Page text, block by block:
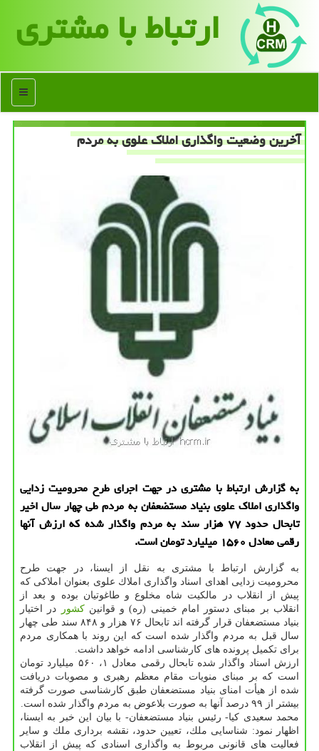
ارتباط با مشتری
منو
آخرین وضعیت واگذاری املاك علوی به مردم
به گزارش ارتباط با مشتری در جهت اجرای طرح محرومیت زدایی
واگذاری املاك علوی بنیاد مستضعفان به مردم طی چهار سال اخیر
تابحال حدود ۷۷ هزار سند به مردم واگذار شده كه ارزش آنها
رقمی معادل ۱۵۶۰ میلیارد تومان است.
به گزارش ارتباط با مشتری به نقل از ایسنا، در جهت طرح
محرومیت زدایی اهدای اسناد واگذاری املاك علوی بعنوان املاكی كه
پیش از انقلاب در مالكیت شاه مخلوع و طاغوتیان بوده و بعد از
انقلاب بر مبنای دستور امام خمینی (ره) و قوانینكشور
در اختیار
بنیاد مستضعفان قرار گرفته اند تابحال ۷۶ هزار و ۸۴۸ سند طی چهار
سال قبل به مردم واگذار شده است كه این روند با همكاری مردم
برای تكمیل پرونده های كارشناسی ادامه خواهد داشت.
ارزش اسناد واگذار شده تابحال رقمی معادل ۱، ۵۶۰ میلیارد تومان
است كه بر مبنای منویات مقام معظم رهبری و مصوبات دریافت
شده از هیأت امنای بنیاد مستضعفان طبق كارشناسی صورت گرفته
بیشتر از ۹۹ درصد آنها به صورت بلاعوض به مردم واگذار شده است.
محمد سعیدی كیا- رئیس بنیاد مستضعفان- با بیان این خبر به ایسنا،
اظهار نمود: شناسایی ملك، تعیین حدود، نقشه برداری ملك و سایر
فعالیت های قانونی مربوط به واگذاری اسنادی كه پیش از انقلاب